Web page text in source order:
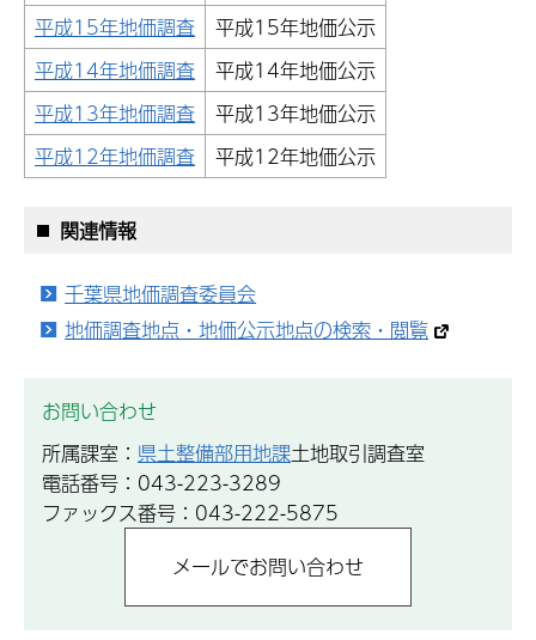
平成15年地価調査
平成15年地価公示
平成14年地価調査
平成14年地価公示
平成13年地価調査
平成13年地価公示
平成12年地価調査
平成12年地価公示
関連情報
千葉県地価調査委員会
地価調査地点・地価公示地点の検索・閲覧
お問い合わせ
所属課室： 県土整備部用地課土地取引調査室
電話番号：043-223-3289
ファックス番号：043-222-5875